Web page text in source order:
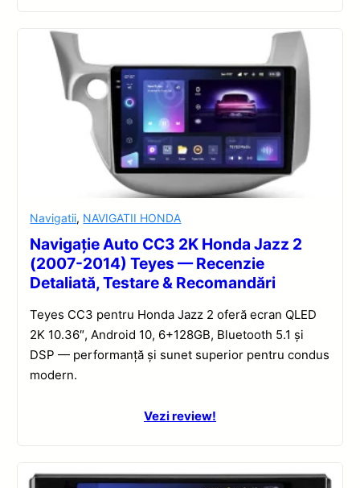
Navigatii, NAVIGATII HONDA
Navigație Auto CC3 2K Honda Jazz 2
(2007-2014) Teyes — Recenzie
Detaliată, Testare & Recomandări
Teyes CC3 pentru Honda Jazz 2 oferă ecran QLED
2K 10.36″, Android 10, 6+128GB, Bluetooth 5.1 și
DSP — performanță și sunet superior pentru condus
modern.
Vezi review!